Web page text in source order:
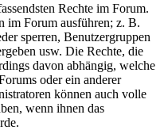
Rechte im Forum.
im Forum ausführen; z. B.
sperren, Benutzergruppen
usw. Die Rechte, die
davon abhängig, welche
oder ein anderer
können auch volle
wenn ihnen das